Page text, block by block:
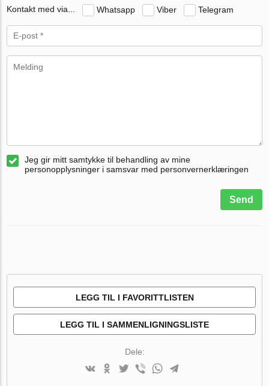
Kontakt med via... Whatsapp Viber Telegram
Jeg gir mitt samtykke til behandling av mine
personopplysninger i samsvar med personvernerklæringen
Send
LEGG TIL I FAVORITTLISTEN
LEGG TIL I SAMMENLIGNINGSLISTE
Dele: